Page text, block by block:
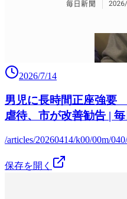
2026/7/14
男児に長時間正座強要
虐待、市が改善勧告 |
/articles/20260414/k00/00m/
保存を開く